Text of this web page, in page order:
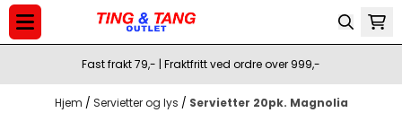
Hopp til innhold
Fast frakt 79,- | Fraktfritt ved ordre over 999,-
Hjem / Servietter og lys / Servietter 20pk. Magnolia